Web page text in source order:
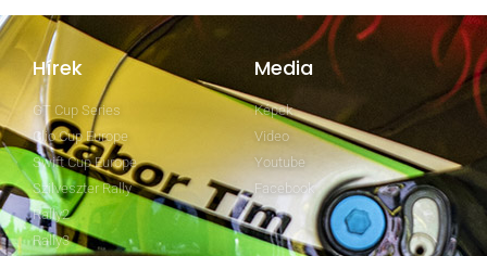
Hírek
GT Cup Series
Clio Cup Europe
Swift Cup Europe
Szilveszter Rally
Rally2
Rally3
Media
Képek
Video
Youtube
Facebook